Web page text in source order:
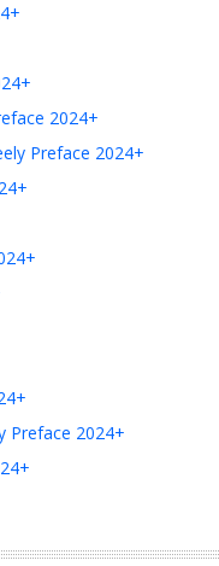
2024+
Preface 2024+
Preface 2024+